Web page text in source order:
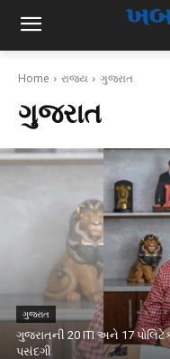
Home રાજ્ય ગુજરાત
ગુજરાત
ગુજરાત
ગુજરાતની 20 ITI અને 17
પસંદગી